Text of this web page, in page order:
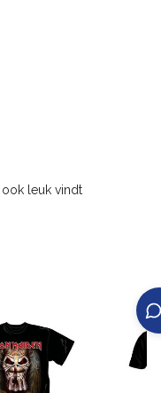
leuk vindt